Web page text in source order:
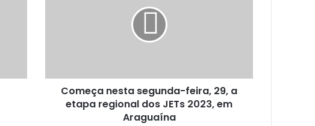
Começa nesta segunda-feira, 29, a
etapa regional dos JETs 2023, em
Araguaína